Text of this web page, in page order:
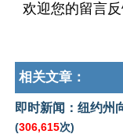
欢迎您的留言反
相关文章：
即时新闻：纽约州
(306,615次)